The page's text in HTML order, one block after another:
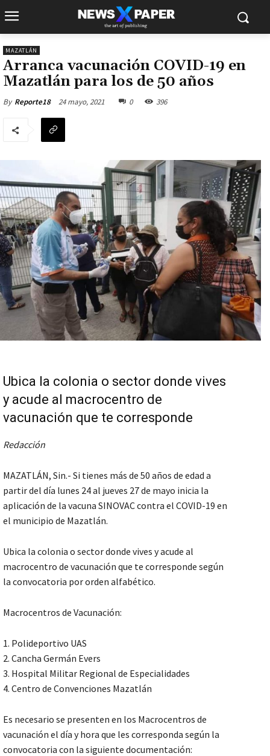
MAZATLÁN
Arranca vacunación COVID-19 en
Mazatlán para los de 50 años
By Reporte18 24 mayo, 2021 0 396
Ubica la colonia o sector donde vives
y acude al macrocentro de
vacunación que te corresponde
Redacción
MAZATLÁN, Sin.- Si tienes más de 50 años de edad a
partir del día lunes 24 al jueves 27 de mayo inicia la
aplicación de la vacuna SINOVAC contra el COVID-19 en
el municipio de Mazatlán.
Ubica la colonia o sector donde vives y acude al
macrocentro de vacunación que te corresponde según
la convocatoria por orden alfabético.
Macrocentros de Vacunación:
1. Polideportivo UAS
2. Cancha Germán Evers
3. Hospital Militar Regional de Especialidades
4. Centro de Convenciones Mazatlán
Es necesario se presenten en los Macrocentros de
vacunación el día y hora que les corresponda según la
convocatoria con la siguiente documentación: